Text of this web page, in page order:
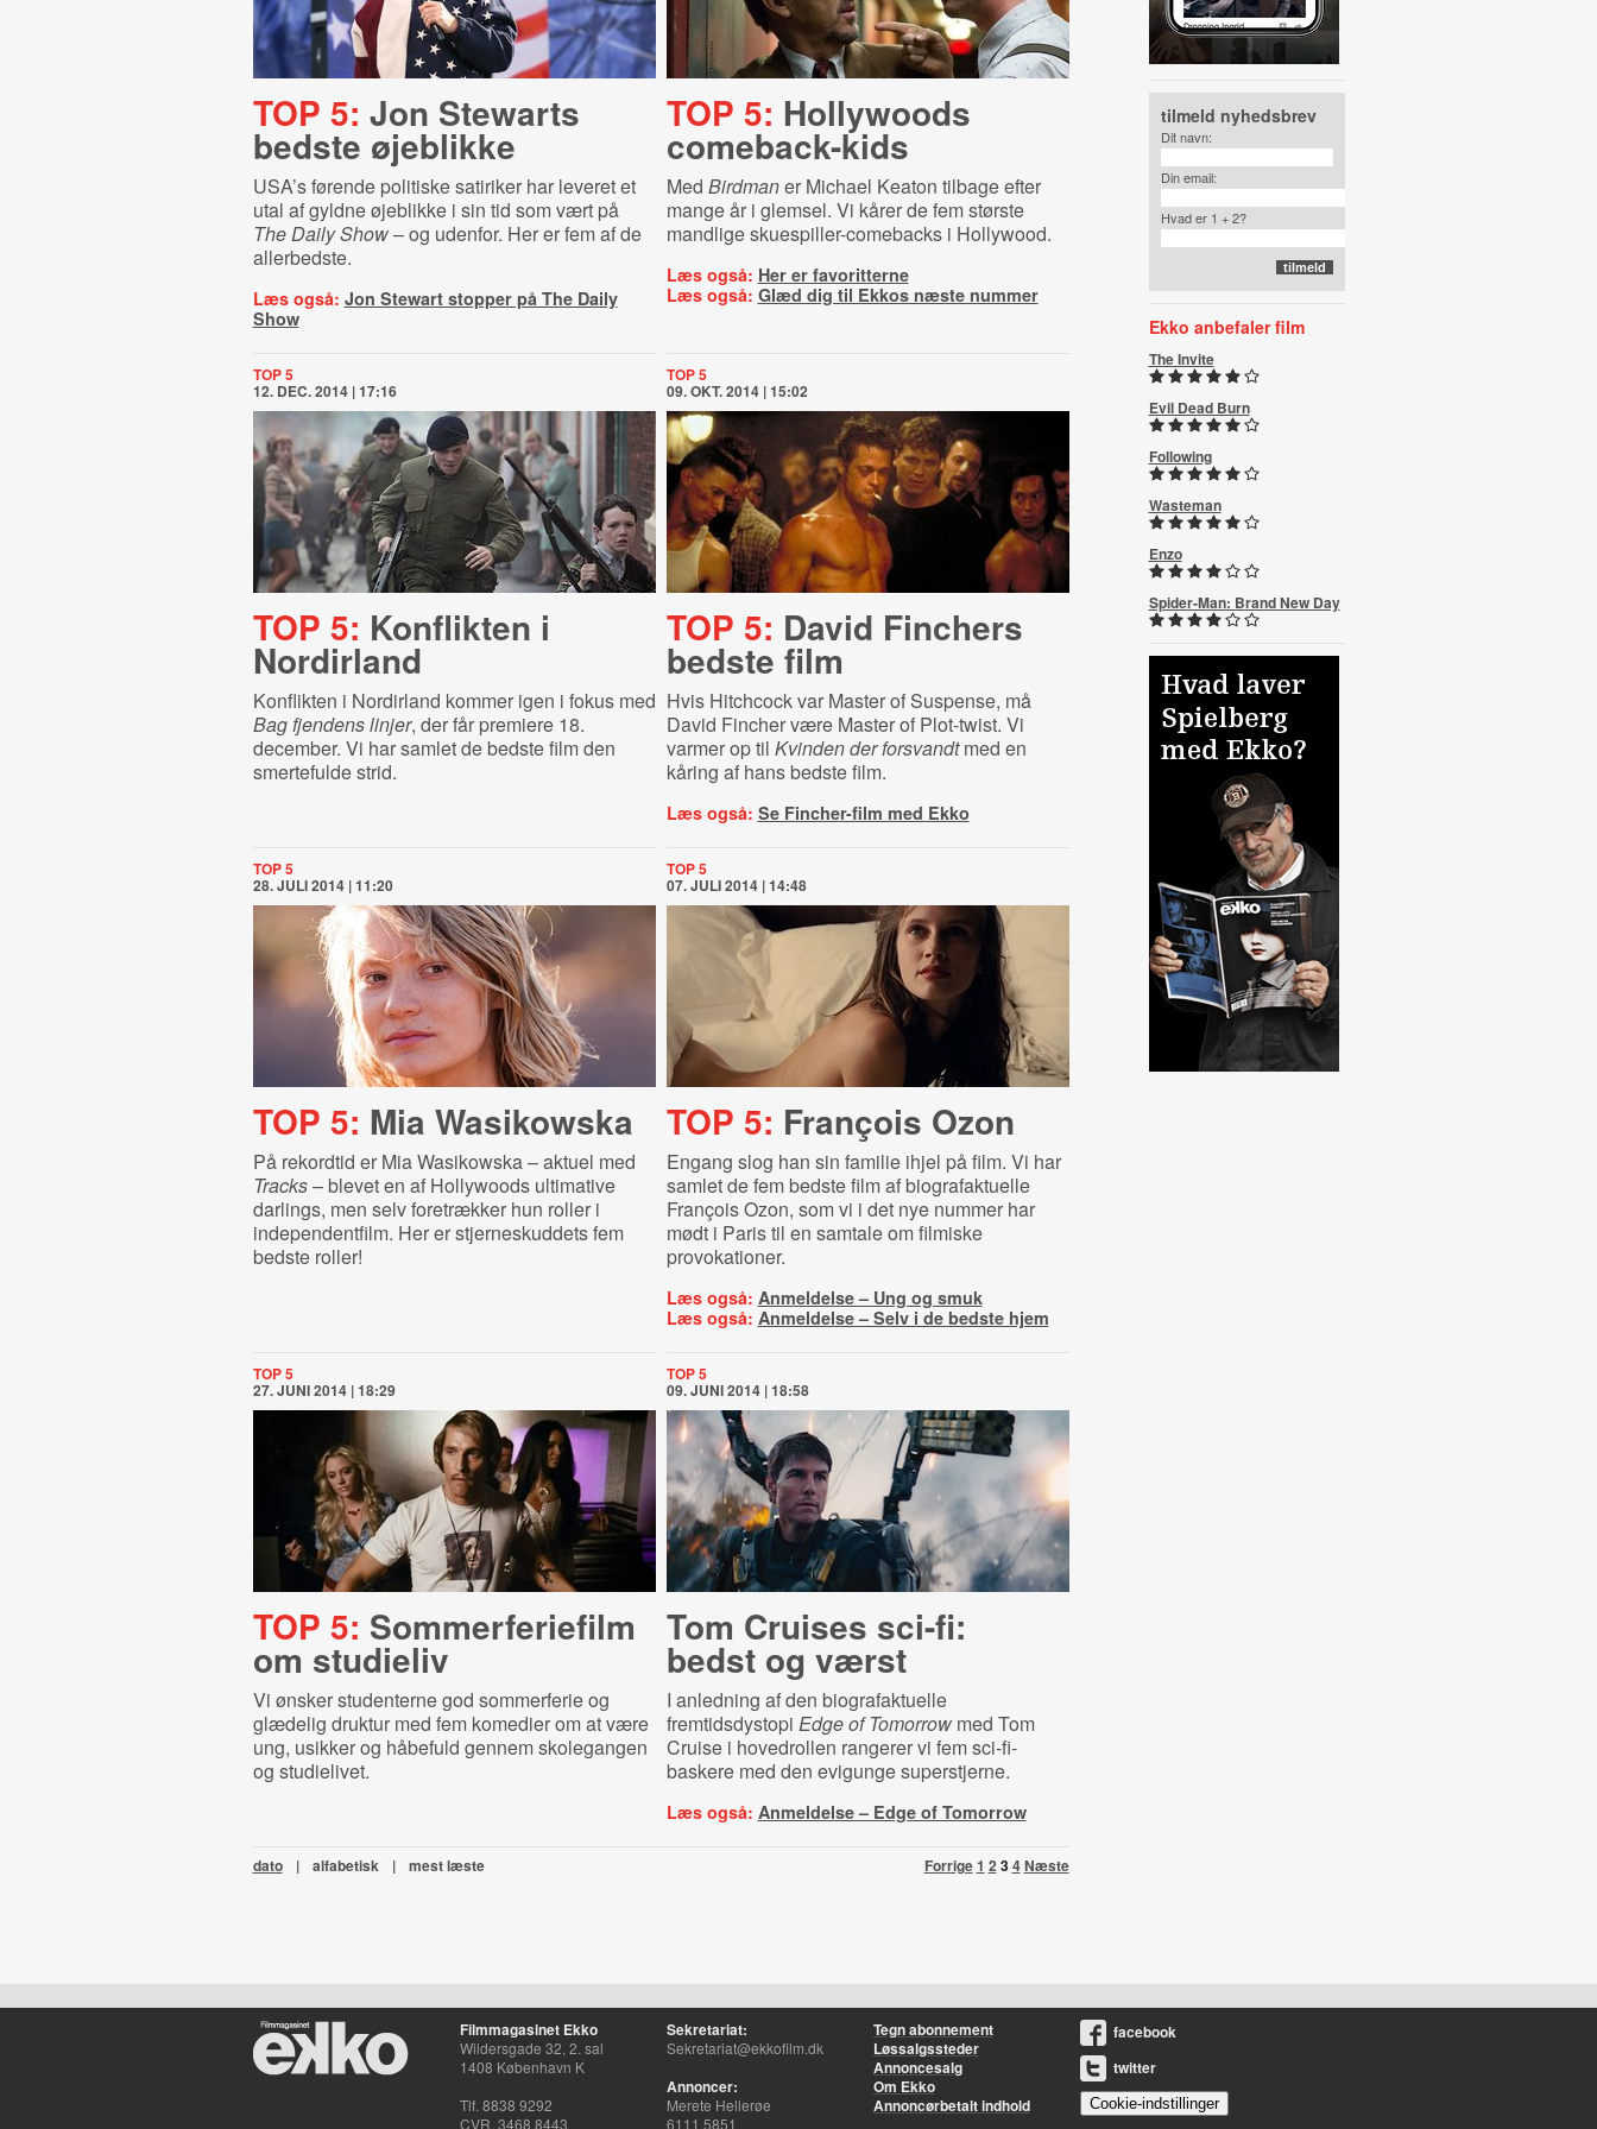
TOP 5: Jon Stewarts
bedste øjeblikke
USA’s førende politiske satiriker har leveret et
utal af gyldne øjeblikke i sin tid som vært på
The Daily Show– og udenfor. Her er fem af de
allerbedste.
Læs også: Jon Stewart stopper på The Daily
Show
TOP 5: Hollywoods
comeback-kids
Med Birdmaner Michael Keaton tilbage efter
mange år i glemsel. Vi kårer de fem største
mandlige skuespiller-comebacks i Hollywood.
Læs også: Her er favoritterne
Læs også: Glæd dig til Ekkos næste nummer
TOP 5
12. DEC. 2014 | 17:16
TOP 5: Konflikten i
Nordirland
Konflikten i Nordirland kommer igen i fokus med
Bag fjendens linjer, der får premiere 18.
december. Vi har samlet de bedste film den
smertefulde strid.
TOP 5
09. OKT. 2014 | 15:02
TOP 5: David Finchers
bedste film
Hvis Hitchcock var Master of Suspense, må
David Fincher være Master of Plot-twist. Vi
varmer op til Kvinden der forsvandtmed en
kåring af hans bedste film.
Læs også: Se Fincher-film med Ekko
TOP 5
28. JULI 2014 | 11:20
TOP 5: Mia Wasikowska
På rekordtid er Mia Wasikowska – aktuel med
Tracks– blevet en af Hollywoods ultimative
darlings, men selv foretrækker hun roller i
independentfilm. Her er stjerneskuddets fem
bedste roller!
TOP 5
07. JULI 2014 | 14:48
TOP 5: François Ozon
Engang slog han sin familie ihjel på film. Vi har
samlet de fem bedste film af biografaktuelle
François Ozon, som vi i det nye nummer har
mødt i Paris til en samtale om filmiske
provokationer.
Læs også: Anmeldelse – Ung og smuk
Læs også: Anmeldelse – Selv i de bedste hjem
TOP 5
27. JUNI 2014 | 18:29
TOP 5: Som­mer­fe­ri­e­film
om studieliv
Vi ønsker studenterne god sommerferie og
glædelig druktur med fem komedier om at være
ung, usikker og håbefuld gennem skolegangen
og studielivet.
TOP 5
09. JUNI 2014 | 18:58
Tom Cruises sci-fi:
bedst og værst
I anledning af den biografaktuelle
fremtidsdystopi Edge of Tomorrowmed Tom
Cruise i hovedrollen rangerer vi fem sci-fi-
baskere med den evigunge superstjerne.
Læs også: Anmeldelse – Edge of Tomorrow
Forrige1 2 34Næste
dato | alfabetisk | mest læste
tilmeld nyhedsbrev
Dit navn:
Din email:
Hvad er 1 + 2?
Ekko anbefaler film
The Invite
Evil Dead Burn
Following
Wasteman
Enzo
Spider-Man: Brand New Day
Filmmagasinet Ekko
Wildersgade 32, 2. sal
1408 København K
Tlf. 8838 9292
CVR. 3468 8443
Sekretariat:
Sekretariat@ekkofilm.dk
Annoncer:
Merete Hellerøe
6111 5851
Tegn abonnement
Løssalgssteder
Annoncesalg
Om Ekko
Annoncørbetalt indhold
facebook
twitter
Cookie-indstillinger